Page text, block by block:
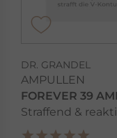
DR. GRANDEL
AMPULLEN
FOREVER 39
Straffend &